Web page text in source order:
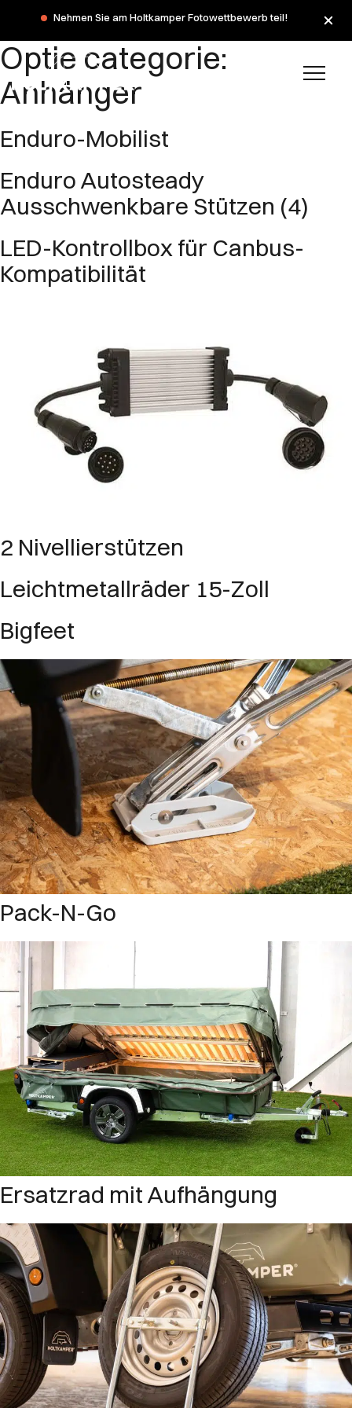
Nehmen Sie am Holtkamper Fotowettbewerb teil!
Optie categorie:
Anhänger
Enduro-Mobilist
Enduro Autosteady
Ausschwenkbare Stützen (4)
LED-Kontrollbox für Canbus-
Kompatibilität
2 Nivellierstützen
Leichtmetallräder 15-Zoll
Bigfeet
Pack-N-Go
Ersatzrad mit Aufhängung